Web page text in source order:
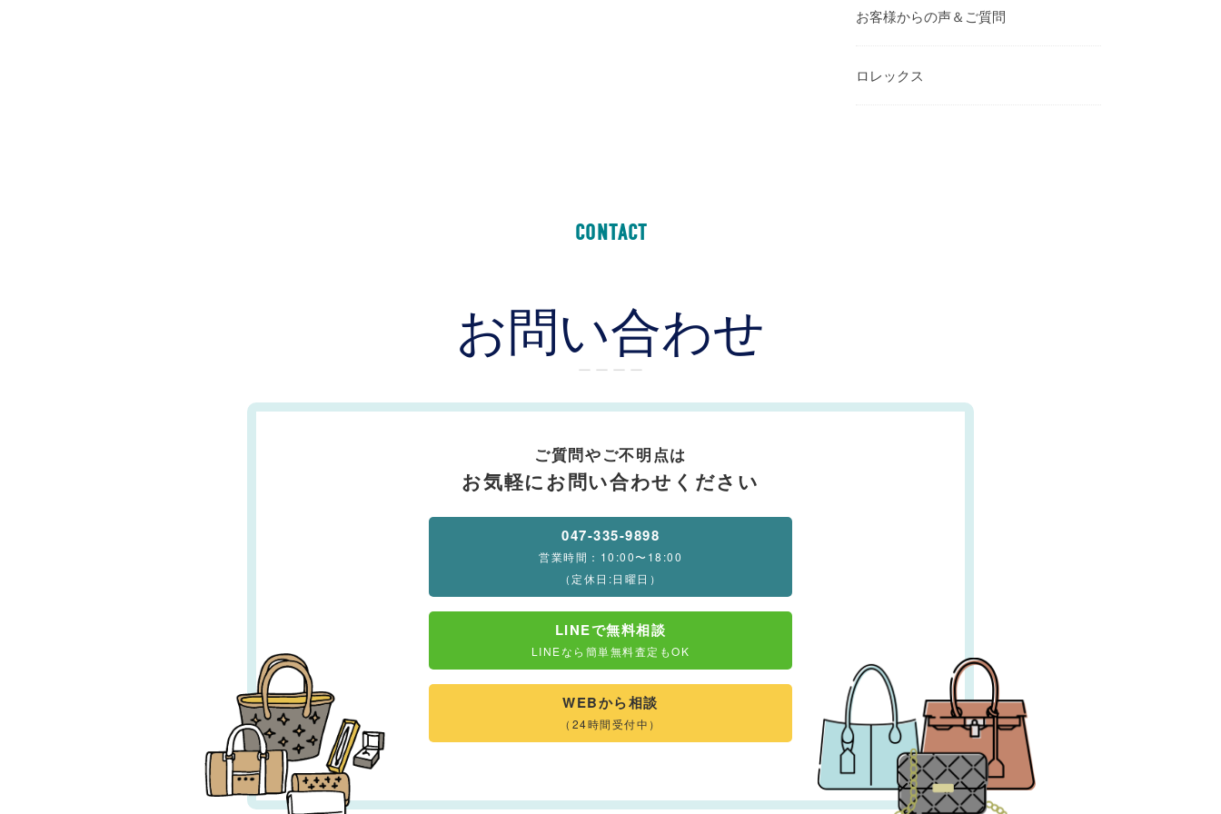
お客様からの声＆ご質問
ロレックス
CONTACT
お問い合わせ
ー ー ー ー
ご質問やご不明点は
お気軽にお問い合わせください
047-335-9898
営業時間：10:00〜18:00
（定休日:日曜日）
LINEで無料相談
LINEなら簡単無料査定もOK
WEBから相談
（24時間受付中）